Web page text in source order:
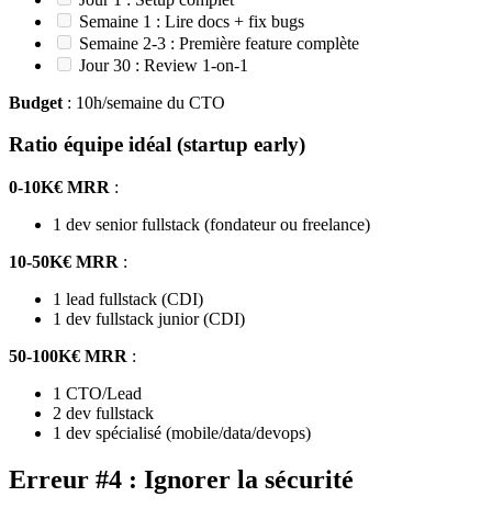
Semaine 1 : Lire docs + fix bugs
Semaine 2-3 : Première feature complète
Jour 30 : Review 1-on-1
Budget : 10h/semaine du CTO
Ratio équipe idéal (startup early)
0-10K€ MRR :
1 dev senior fullstack (fondateur ou freelance)
10-50K€ MRR :
1 lead fullstack (CDI)
1 dev fullstack junior (CDI)
50-100K€ MRR :
1 CTO/Lead
2 dev fullstack
1 dev spécialisé (mobile/data/devops)
Erreur #4 : Ignorer la sécurité